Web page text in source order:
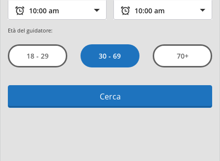
Età del guidatore:
18 - 29 30 - 69 70+
Cerca